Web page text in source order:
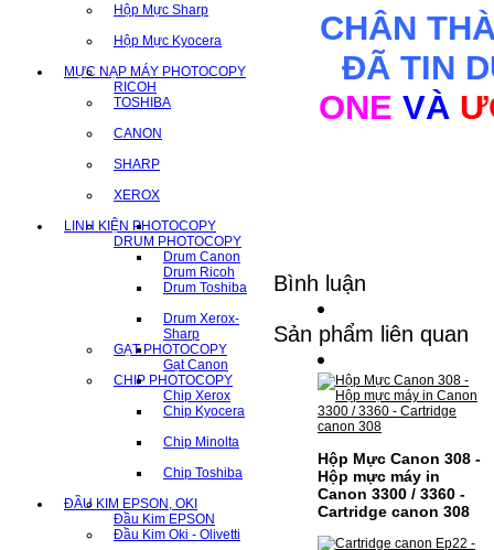
Hộp Mực Sharp
Hộp Mực Kyocera
MỰC NẠP MÁY PHOTOCOPY
RICOH
TOSHIBA
CANON
SHARP
XEROX
LINH KIỆN PHOTOCOPY
DRUM PHOTOCOPY
Drum Canon
Drum Ricoh
Drum Toshiba
Drum Xerox-
Sharp
GẠT PHOTOCOPY
Gạt Canon
CHIP PHOTOCOPY
Chip Xerox
Chip Kyocera
Chip Minolta
Chip Toshiba
ĐẦU KIM EPSON, OKI
Đầu Kim EPSON
Đầu Kim Oki - Olivetti
CHÂN
ĐÃ TIN
ONE VÀ
Bình luận
Sản phẩm liên quan
Hộp Mực Canon 308 -
Hộp mực máy in
Canon 3300 / 3360 -
Cartridge canon 308